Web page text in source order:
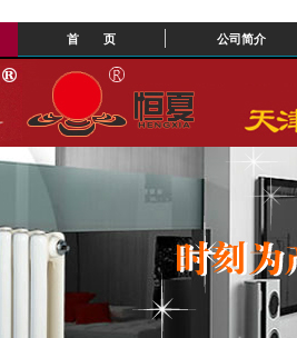
首 页 公司简介